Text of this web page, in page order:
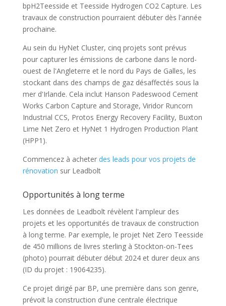
bpH2Teesside et Teesside Hydrogen CO2 Capture. Les
travaux de construction pourraient débuter dès l'année
prochaine.
Au sein du HyNet Cluster, cinq projets sont prévus
pour capturer les émissions de carbone dans le nord-
ouest de l'Angleterre et le nord du Pays de Galles, les
stockant dans des champs de gaz désaffectés sous la
mer d'Irlande. Cela inclut Hanson Padeswood Cement
Works Carbon Capture and Storage, Viridor Runcorn
Industrial CCS, Protos Energy Recovery Facility, Buxton
Lime Net Zero et HyNet 1 Hydrogen Production Plant
(HPP1).
Commencez à acheter des leads pour vos projets de
rénovation sur Leadbolt
Opportunités à long terme
Les données de Leadbolt révèlent l'ampleur des
projets et les opportunités de travaux de construction
à long terme. Par exemple, le projet Net Zero Teesside
de 450 millions de livres sterling à Stockton-on-Tees
(photo) pourrait débuter début 2024 et durer deux ans
(ID du projet : 19064235).
Ce projet dirigé par BP, une première dans son genre,
prévoit la construction d'une centrale électrique